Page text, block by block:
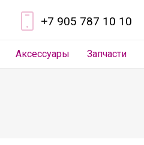
+7 905 787 10 10
Аксессуары Запчасти